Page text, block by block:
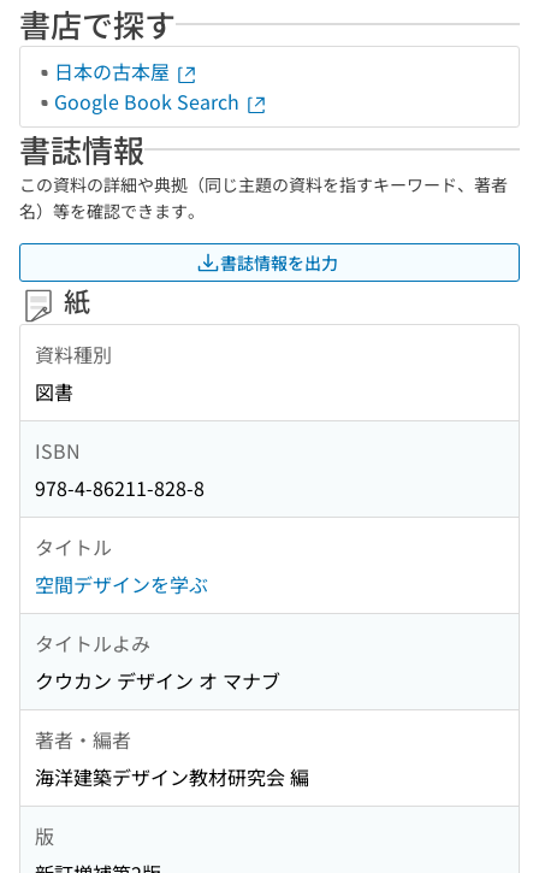
書店で探す
日本の古本屋
Google Book Search
書誌情報
この資料の詳細や典拠（同じ主題の資料を指すキーワード、著者
名）等を確認できます。
書誌情報を出力
紙
資料種別
図書
ISBN
978-4-86211-828-8
タイトル
空間デザインを学ぶ
タイトルよみ
クウカン デザイン オ マナブ
著者・編者
海洋建築デザイン教材研究会 編
版